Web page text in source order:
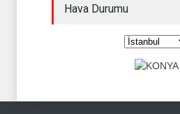
Hava Durumu